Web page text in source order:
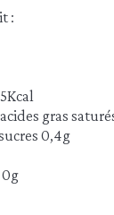
:
gras
0,4g
0g